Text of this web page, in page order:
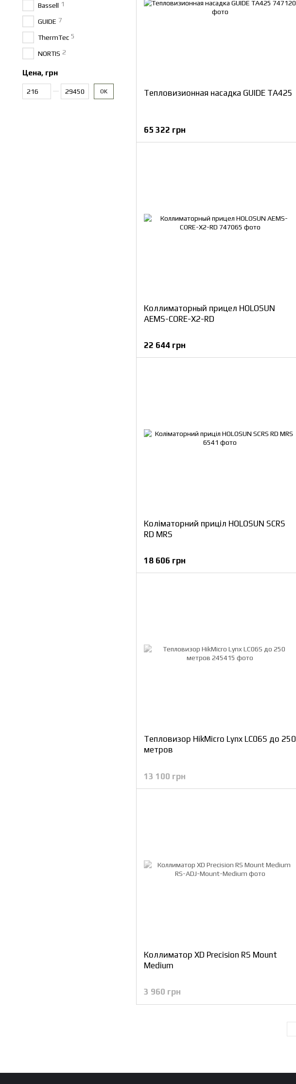
Тепловизионная насадка GUIDE TA425
65 322 грн
Коллиматорный прицел HOLOSUN
AEMS-CORE-X2-RD
22 644 грн
Коліматорний приціл HOLOSUN SCRS
RD MRS
18 606 грн
Тепловизор HikMicro Lynx LC06S до 250
метров
13 100 грн
Коллиматор XD Precision RS Mount
Medium
3 960 грн
Bassell 1
GUIDE 7
ThermTec 5
NORTIS 2
Цена, грн
OK